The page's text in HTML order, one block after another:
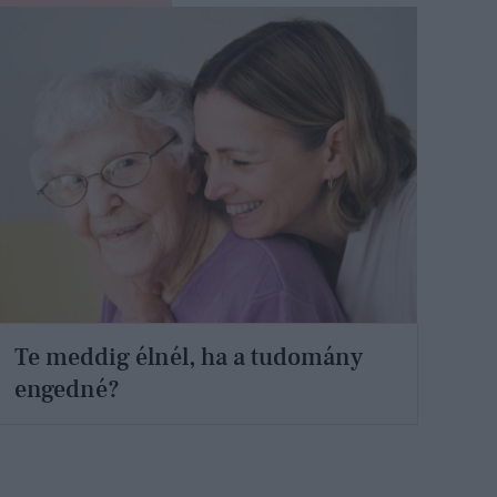
Te meddig élnél, ha a tudomány
engedné?